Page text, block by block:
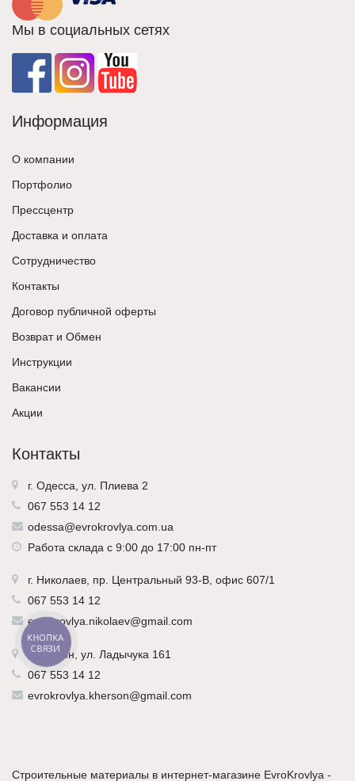
Мы в социальных сетях
Информация
О компании
Портфолио
Прессцентр
Доставка и оплата
Сотрудничество
Контакты
Договор публичной оферты
Возврат и Обмен
Инструкции
Вакансии
Акции
Контакты
г. Одесса, ул. Плиева 2
067 553 14 12
odessa@evrokrovlya.com.ua
Работа склада с 9:00 до 17:00 пн-пт
г. Николаев , пр. Центральный 93-В, офис 607/1
067 553 14 12
evrokrovlya.nikolaev@gmail.com
г.Херсон , ул. Ладычука 161
067 553 14 12
evrokrovlya.kherson@gmail.com
Строительные материалы в интернет-магазине EvroKrovlya -
КНОПКА
СВЯЗИ